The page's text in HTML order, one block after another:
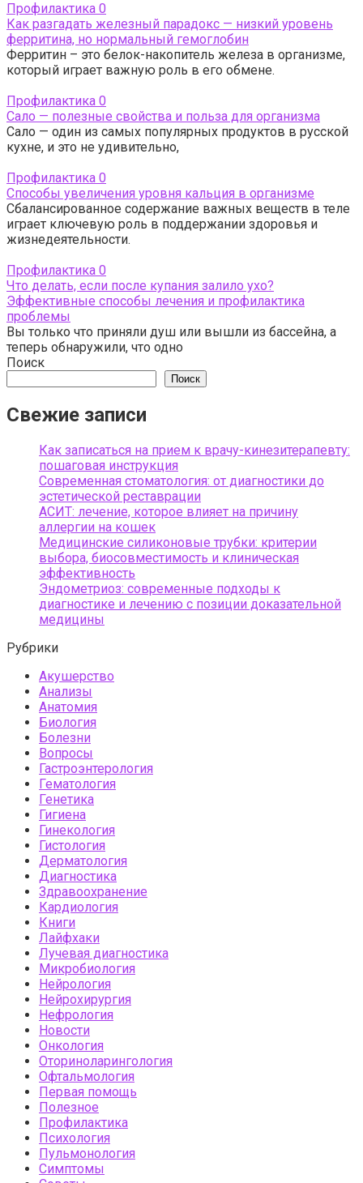
Профилактика 0
Как разгадать железный парадокс — низкий уровень
ферритина, но нормальный гемоглобин
Ферритин – это белок-накопитель железа в организме,
который играет важную роль в его обмене.
Профилактика 0
Сало — полезные свойства и польза для организма
Сало — один из самых популярных продуктов в русской
кухне, и это не удивительно,
Профилактика 0
Способы увеличения уровня кальция в организме
Сбалансированное содержание важных веществ в теле
играет ключевую роль в поддержании здоровья и
жизнедеятельности.
Профилактика 0
Что делать, если после купания залило ухо?
Эффективные способы лечения и профилактика
проблемы
Вы только что приняли душ или вышли из бассейна, а
теперь обнаружили, что одно
Поиск
Поиск
Свежие записи
Как записаться на прием к врачу-кинезитерапевту:
пошаговая инструкция
Современная стоматология: от диагностики до
эстетической реставрации
АСИТ: лечение, которое влияет на причину
аллергии на кошек
Медицинские силиконовые трубки: критерии
выбора, биосовместимость и клиническая
эффективность
Эндометриоз: современные подходы к
диагностике и лечению с позиции доказательной
медицины
Рубрики
Акушерство
Анализы
Анатомия
Биология
Болезни
Вопросы
Гастроэнтерология
Гематология
Генетика
Гигиена
Гинекология
Гистология
Дерматология
Диагностика
Здравоохранение
Кардиология
Книги
Лайфхаки
Лучевая диагностика
Микробиология
Нейрология
Нейрохирургия
Нефрология
Новости
Онкология
Оториноларингология
Офтальмология
Первая помощь
Полезное
Профилактика
Психология
Пульмонология
Симптомы